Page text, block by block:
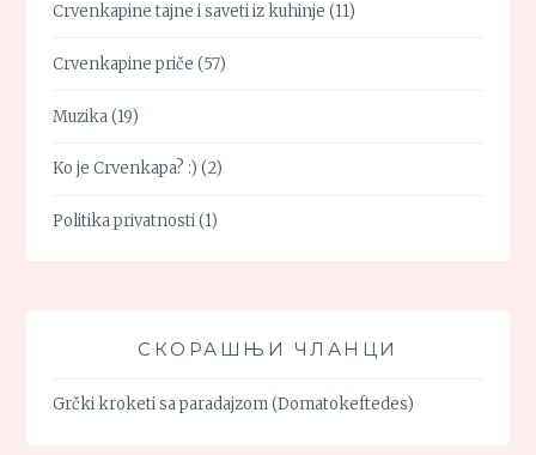
Crvenkapine tajne i saveti iz kuhinje (11)
Crvenkapine priče (57)
Muzika(19)
Ko je Crvenkapa? :) (2)
Politika privatnosti(1)
СКОРАШЊИ ЧЛАНЦИ
Grčki kroketi sa paradajzom (Domatokeftedes)